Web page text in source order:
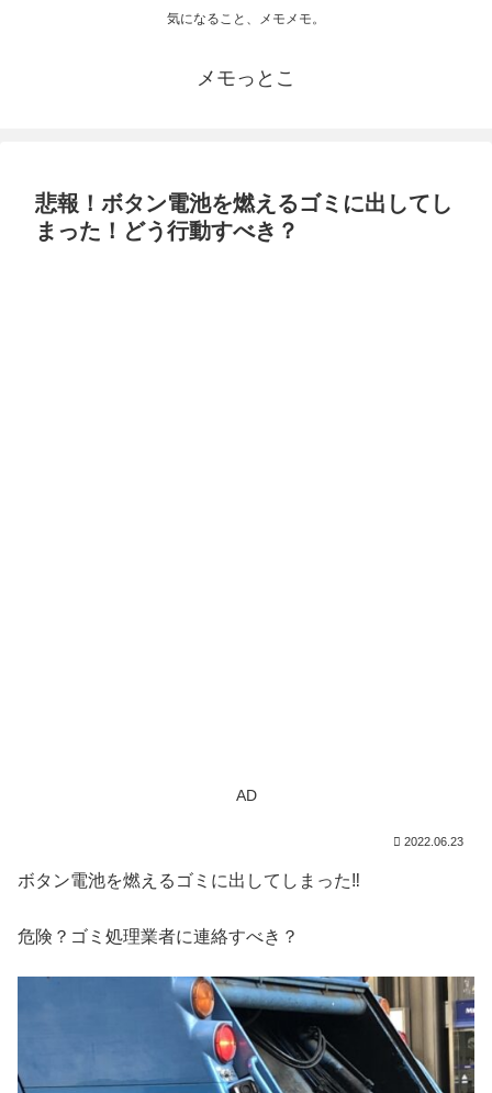
気になること、メモメモ。
メモっとこ
悲報！ボタン電池を燃えるゴミに出してし
まった！どう行動すべき？
AD
2022.06.23
ボタン電池を燃えるゴミに出してしまった‼
危険？ゴミ処理業者に連絡すべき？